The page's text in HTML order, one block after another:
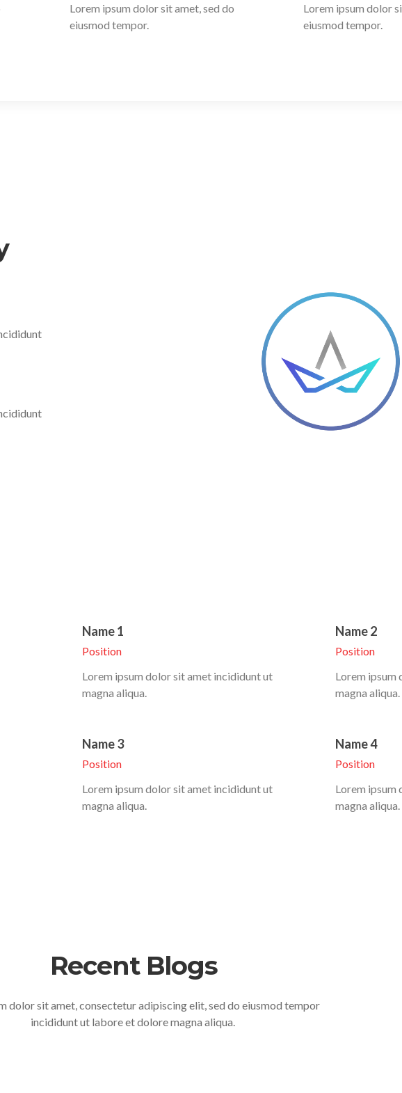
Lorem ipsum dolor sit amet, sed do
eiusmod tempor.
Lorem ipsum dolor
eiusmod tempor.
Name 1
Position
Lorem ipsum dolor sit amet incididunt ut
magna aliqua.
Name 2
Position
Lorem ipsum
magna aliqua.
Name 3
Position
Lorem ipsum dolor sit amet incididunt ut
magna aliqua.
Name 4
Position
Lorem ipsum
magna aliqua.
Recent Blogs
dolor sit amet, consectetur adipiscing elit, sed do eiusmod tempor
incididunt ut labore et dolore magna aliqua.